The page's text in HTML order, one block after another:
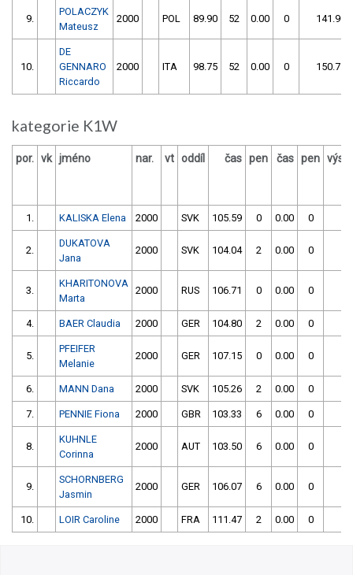
9.
POLACZYK
Mateusz
2000 POL 89.90 52 0.00 0 141.90
10.
DE
GENNARO
Riccardo
2000 ITA 98.75 52 0.00 0 150.75
kategorie K1W
por. vk jméno nar. vt oddíl čas pen čas pen
1. KALISKA Elena 2000 SVK 105.59 0 0.00 0
2.
DUKATOVA
Jana
2000 SVK 104.04 2 0.00 0
3.
KHARITONOVA
Marta
2000 RUS 106.71 0 0.00 0
4. BAER Claudia 2000 GER 104.80 2 0.00 0
5.
PFEIFER
Melanie
2000 GER 107.15 0 0.00 0
6. MANN Dana 2000 SVK 105.26 2 0.00 0
7. PENNIE Fiona 2000 GBR 103.33 6 0.00 0
8.
KUHNLE
Corinna
2000 AUT 103.50 6 0.00 0
9.
SCHORNBERG
Jasmin
2000 GER 106.07 6 0.00 0
10. LOIR Caroline 2000 FRA 111.47 2 0.00 0